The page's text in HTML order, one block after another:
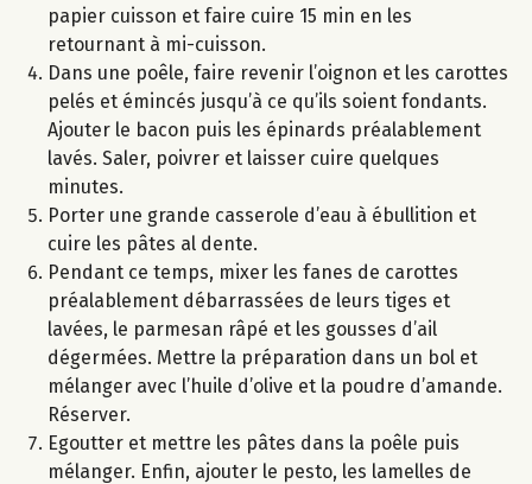
papier cuisson et faire cuire 15 min en les
retournant à mi-cuisson.
Dans une poêle, faire revenir l’oignon et les carottes
pelés et émincés jusqu’à ce qu’ils soient fondants.
Ajouter le bacon puis les épinards préalablement
lavés. Saler, poivrer et laisser cuire quelques
minutes.
Porter une grande casserole d’eau à ébullition et
cuire les pâtes al dente.
Pendant ce temps, mixer les fanes de carottes
préalablement débarrassées de leurs tiges et
lavées, le parmesan râpé et les gousses d’ail
dégermées. Mettre la préparation dans un bol et
mélanger avec l’huile d’olive et la poudre d’amande.
Réserver.
Egoutter et mettre les pâtes dans la poêle puis
mélanger. Enfin, ajouter le pesto, les lamelles de